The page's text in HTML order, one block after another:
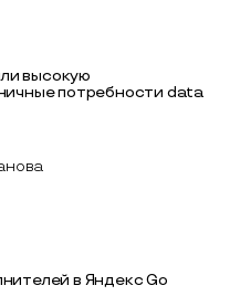
высокую
потребности data
в Яндекс Go